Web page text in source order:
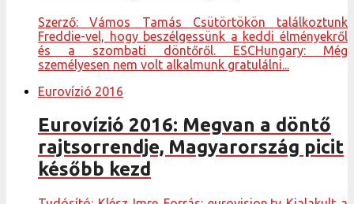
Szerző: Vámos Tamás Csütörtökön találkoztunk
Freddie-vel, hogy beszélgessünk a keddi élményekről
és a szombati döntőről. ESCHungary: Még
személyesen nem volt alkalmunk gratulálni...
Eurovízió 2016
Eurovízió 2016: Megvan a döntő
rajtsorrendje, Magyarország picit
később kezd